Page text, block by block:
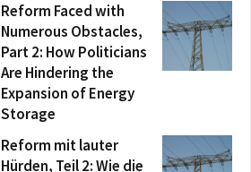
Reform Faced with
Numerous Obstacles,
Part 2: How Politicians
Are Hindering the
Expansion of Energy
Storage
Reform mit lauter
Hürden, Teil 2: Wie die